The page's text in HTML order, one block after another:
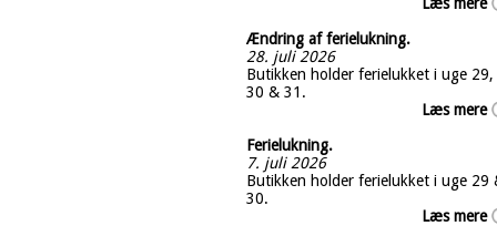
Ændring af ferielukning.
28. juli 2026
Butikken holder ferielukket i uge 29,
30 & 31.
Læs mere
Ferielukning.
7. juli 2026
Butikken holder ferielukket i uge 29
30.
Læs mere